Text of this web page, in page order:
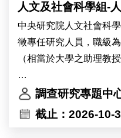
人文及社會科學組-
中央研究院人文社會科
徵專任研究人員，職級
（相當於大學之助理教
本中心歡迎專長於調查
或資料科學等領域之優秀
調查研究專題中
截止：2026-10-